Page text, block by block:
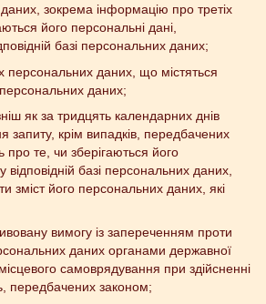
зокрема інформацію про третіх
його персональні дані,
базі персональних даних;
персональних даних, що містяться
персональних даних;
як за тридцять календарних днів
запиту, крім випадків, передбачених
про те, чи зберігаються його
відповідній базі персональних даних,
зміст його персональних даних, які
вимогу із запереченням проти
даних органами державної
самоврядування при здійсненні
передбачених законом;